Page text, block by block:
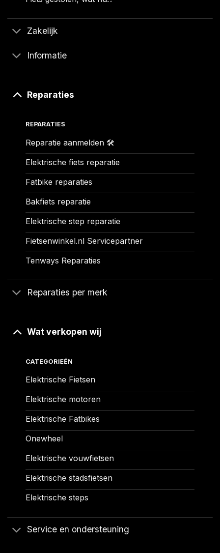
Zakelijk
Informatie
Reparaties
REPARATIES
Reparatie aanmelden 🛠️
Elektrische fiets reparatie
Fatbike reparaties
Bakfiets reparatie
Elektrische step reparatie
Fietsenwinkel.nl Servicepartner
Tenways Reparaties
Reparaties per merk
Wat verkopen wij
CATEGORIEËN
Elektrische Fietsen
Elektrische motoren
Elektrische Fatbikes
Onewheel
Elektrische vouwfietsen
Elektrische stadsfietsen
Elektrische steps
Service en ondersteuning